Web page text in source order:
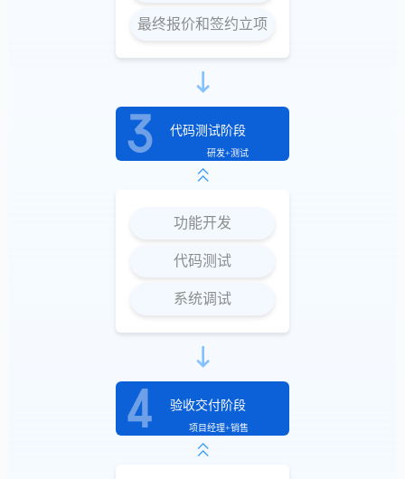
最终报价和签约立项
代码测试阶段
研发+测试
功能开发
代码测试
系统调试
验收交付阶段
项目经理+销售